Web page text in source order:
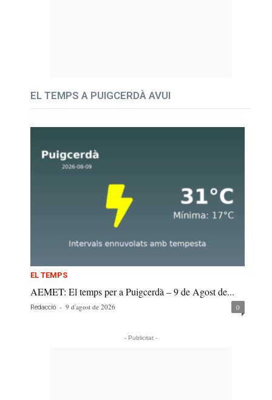
EL TEMPS A PUIGCERDÀ AVUI
EL TEMPS
AEMET: El temps per a Puigcerdà – 9 de Agost de...
Redacció - 9 d'agost de 2026 0
- Publicitat -